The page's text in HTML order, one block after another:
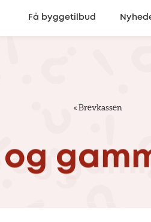
Få byggetilbud
«Brevkassen
og